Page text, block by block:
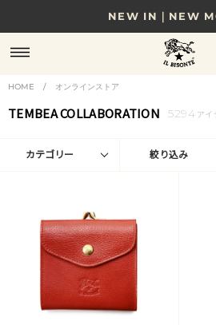
NEW IN｜NEW
8/17(月)10時まで｜税込
NEW IN｜COLOR
HOME / オンラインストア
TEMBEA COLLABORATION 5294 アイ
カテゴリー 絞り込み